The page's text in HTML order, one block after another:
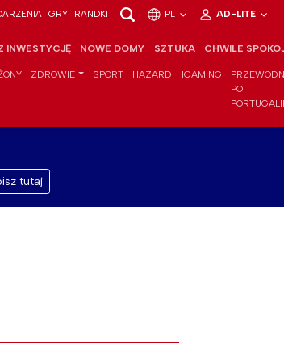
GRY RANDKI PL AD-LITE
INWESTYCJĘ NOWE DOMY SZTUKA CHWILE
ZDROWIE SPORT HAZARD IGAMING
PO
PORTUGALII
tutaj